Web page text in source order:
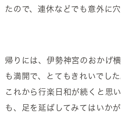
たので、連休などでも意外に
帰りには、伊勢神宮のおかげ
も満開で、とてもきれいでした
これから行楽日和が続くと思
も、足を延ばしてみてはいか